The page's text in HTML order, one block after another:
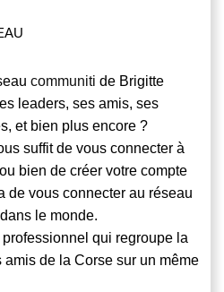
communiti de Brigitte
leaders, ses amis, ses
et bien plus encore ?
suffit de vous connecter à
ou bien de créer votre compte
de vous connecter au réseau
le monde.
qui regroupe la
de la Corse sur un même